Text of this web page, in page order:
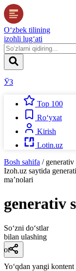
O‘zbek tilining
izohli lug‘ati
ЎЗ
Top 100
Ro‘yxat
Kirish
Lotin.uz
Bosh sahifa /
Izoh.uz saytida
ma’nolari
generativ
So‘zni do‘stlar
bilan ulashing
ot
Yo‘qdan yangi